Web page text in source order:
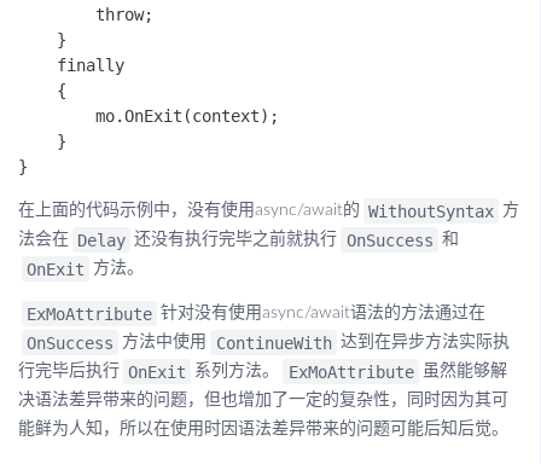
        throw;
    }
    finally
    {
        mo.OnExit(context);
    }
在上面的代码示例中，没有使用async/await的 WithoutSyntax 方
法会在
Delay 还没有执行完毕之前就执行 OnSuccess 和
OnExit 方法。
ExMoAttribute 针对没有使用async/await语法的方法通过在
OnSuccess 方法中使用 ContinueWith 达到在异步方法实际执
行完毕后执行 OnExit 系列方法。 ExMoAttribute
虽然能够解
决语法差异带来的问题，但也增加了一定的复杂性，同时因为其可
能鲜为人知，所以在使用时因语法差异带来的问题可能后知后觉。